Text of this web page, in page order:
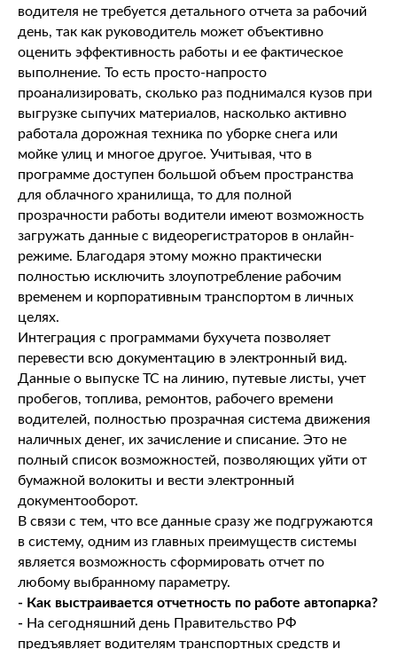
водителя не требуется детального отчета за рабочий
день, так как руководитель может объективно
оценить эффективность работы и ее фактическое
выполнение. То есть просто-напросто
проанализировать, сколько раз поднимался кузов при
выгрузке сыпучих материалов, насколько активно
работала дорожная техника по уборке снега или
мойке улиц и многое другое. Учитывая, что в
программе доступен большой объем пространства
для облачного хранилища, то для полной
прозрачности работы водители имеют возможность
загружать данные с видеорегистраторов в онлайн-
режиме. Благодаря этому можно практически
полностью исключить злоупотребление рабочим
временем и корпоративным транспортом в личных
целях.
Интеграция с программами бухучета позволяет
перевести всю документацию в электронный вид.
Данные о выпуске ТС на линию, путевые листы, учет
пробегов, топлива, ремонтов, рабочего времени
водителей, полностью прозрачная система движения
наличных денег, их зачисление и списание. Это не
полный список возможностей, позволяющих уйти от
бумажной волокиты и вести электронный
документооборот.
В связи с тем, что все данные сразу же подгружаются
в систему, одним из главных преимуществ системы
является возможность сформировать отчет по
любому выбранному параметру.
- Как выстраивается отчетность по работе автопарка?
- На сегодняшний день Правительство РФ
предъявляет водителям транспортных средств и